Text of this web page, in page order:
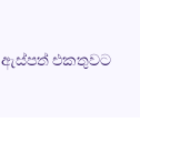
එකතුවට